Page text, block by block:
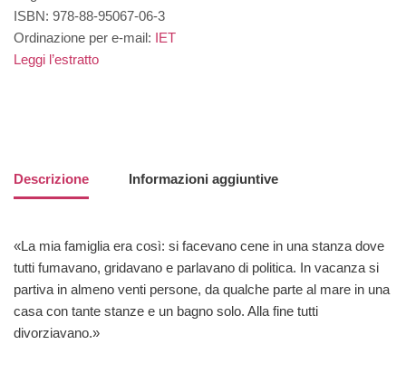
ISBN: 978-88-95067-06-3
Ordinazione per e-mail: IET
Leggi l’estratto
Descrizione Informazioni aggiuntive
«La mia famiglia era così: si facevano cene in una stanza dove
tutti fumavano, gridavano e parlavano di politica. In vacanza si
partiva in almeno venti persone, da qualche parte al mare in una
casa con tante stanze e un bagno solo. Alla fine tutti
divorziavano.»